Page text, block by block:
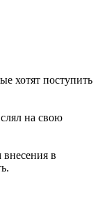
хотят поступить
на свою
в